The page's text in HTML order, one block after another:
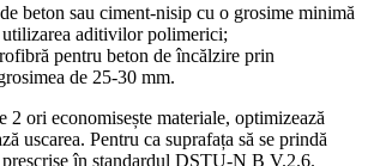
beton sau ciment-nisip cu o grosime minimă
aditivilor polimerici;
pentru beton de încălzire prin
de 25-30 mm.
2 ori economisește materiale, optimizează
uscarea. Pentru ca suprafața să se prindă
în standardul DSTU-N B V.2.6.